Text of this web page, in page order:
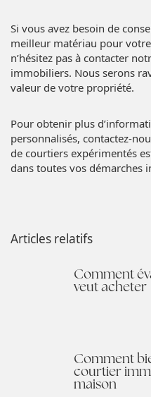
Si vous avez besoin de
meilleur matériau pour
n’hésitez pas à contacter
immobiliers. Nous serons
valeur de votre propriété.
Pour obtenir plus
personnalisés, contactez-
de courtiers expérimentés
dans toutes vos démarches
Articles relatifs
Comment
veut acheter
Comment
courtier
maison